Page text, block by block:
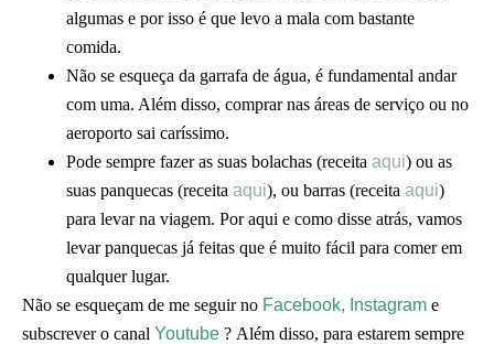
algumas e por isso é que levo a mala com bastante
comida.
Não se esqueça da garrafa de água, é fundamental andar
com uma. Além disso, comprar nas áreas de serviço ou no
aeroporto sai caríssimo.
Pode sempre fazer as suas bolachas (receita aqui) ou as
suas panquecas (receita aqui), ou barras (receita aqui)
para levar na viagem. Por aqui e como disse atrás, vamos
levar panquecas já feitas que é muito fácil para comer em
qualquer lugar.
Não se esqueçam de me seguir no Facebook, Instagram e
subscrever o canal Youtube ? Além disso, para estarem sempre